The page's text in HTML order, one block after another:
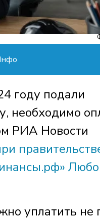
году подали
необходимо
РИА Новости
уплатить не